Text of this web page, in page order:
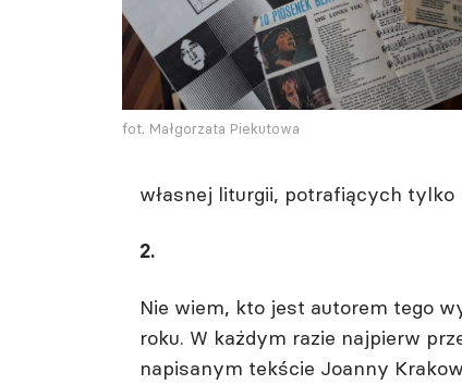
fot. Małgorzata Piekutowa
własnej liturgii, potrafiących tylko
2.
Nie wiem, kto jest autorem tego
roku. W każdym razie najpierw
napisanym tekście Joanny